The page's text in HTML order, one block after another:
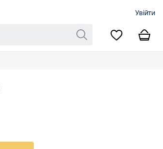
Увійти